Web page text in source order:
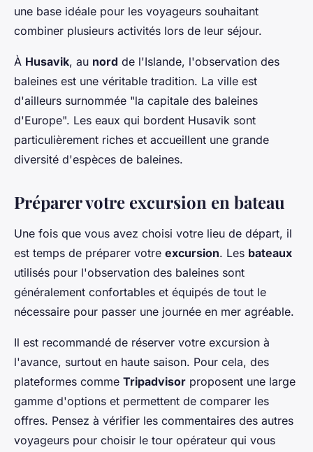
une base idéale pour les voyageurs souhaitant
combiner plusieurs activités lors de leur séjour.
À Husavik, au nord de l'Islande, l'observation des
baleines est une véritable tradition. La ville est
d'ailleurs surnommée "la capitale des baleines
d'Europe". Les eaux qui bordent Husavik sont
particulièrement riches et accueillent une grande
diversité d'espèces de baleines.
Préparer votre excursion en bateau
Une fois que vous avez choisi votre lieu de départ, il
est temps de préparer votre excursion. Les bateaux
utilisés pour l'observation des baleines sont
généralement confortables et équipés de tout le
nécessaire pour passer une journée en mer agréable.
Il est recommandé de réserver votre excursion à
l'avance, surtout en haute saison. Pour cela, des
plateformes comme Tripadvisor proposent une large
gamme d'options et permettent de comparer les
offres. Pensez à vérifier les commentaires des autres
voyageurs pour choisir le tour opérateur qui vous